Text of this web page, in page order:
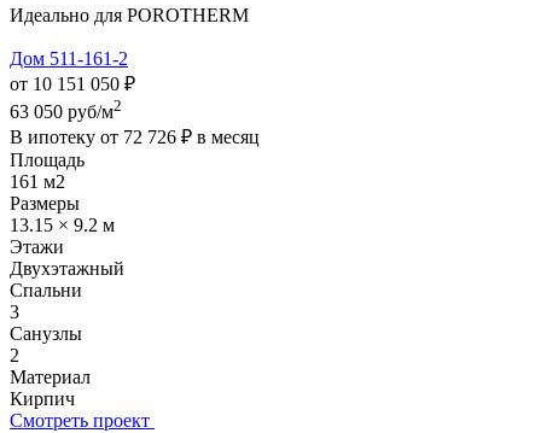
Идеально для POROTHERM
Дом 511-161-2
от 10 151 050 ₽
63 050 руб/м2
В ипотеку от 72 726 ₽ в месяц
Площадь
161 м2
Размеры
13.15 × 9.2 м
Этажи
Двухэтажный
Спальни
3
Санузлы
2
Материал
Кирпич
Смотреть проект